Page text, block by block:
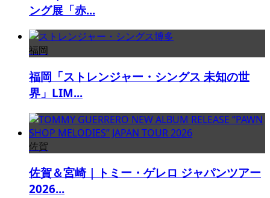
ング展「赤...
福岡
福岡「ストレンジャー・シングス 未知の世
界」LIM...
佐賀
佐賀＆宮崎｜トミー・ゲレロ ジャパンツアー
2026...